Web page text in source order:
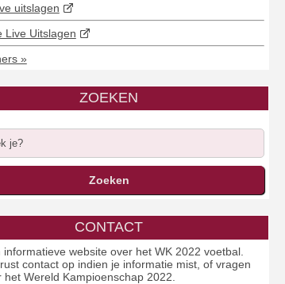
uitslagen
Live Uitslagen
»
ZOEKEN
CONTACT
informatieve website over het WK 2022 voetbal.
contact op indien je informatie mist, of vragen
het Wereld Kampioenschap 2022.